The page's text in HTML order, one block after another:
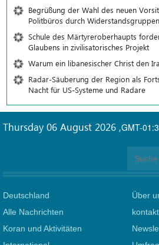
Begrüßung der Wahl des neuen
Politbüros durch Widerstandsgruppen
Schule des Märtyreroberhaupts
Glaubens in zivilisatorisches Projekt
Warum ein libanesischer Christ den
Radar-Säuberung der Region als
Nacht für US-Systeme und Radare
GMT-
Thursday 06 August 2026 ,
Deutschland
Alle Nachrichten
Koran und Aktivitäten
Über